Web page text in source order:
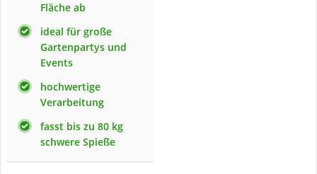
Fläche ab
ideal für große
Gartenpartys und
Events
hochwertige
Verarbeitung
fasst bis zu 80 kg
schwere Spieße